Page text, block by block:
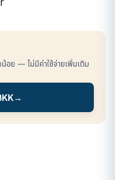
น้อย — ไม่มีค่าใช้จ่ายเพิ่มเติม
→